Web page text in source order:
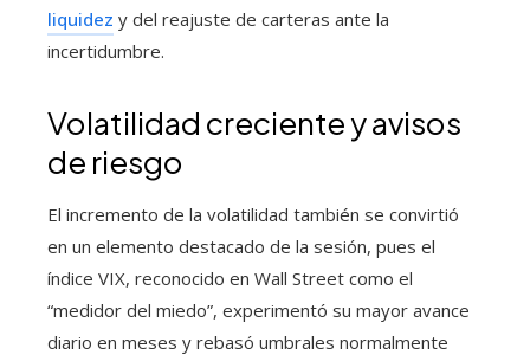
liquidez y del reajuste de carteras ante la
incertidumbre.
Volatilidad creciente y avisos
de riesgo
El incremento de la volatilidad también se convirtió
en un elemento destacado de la sesión, pues el
índice VIX, reconocido en Wall Street como el
“medidor del miedo”, experimentó su mayor avance
diario en meses y rebasó umbrales normalmente